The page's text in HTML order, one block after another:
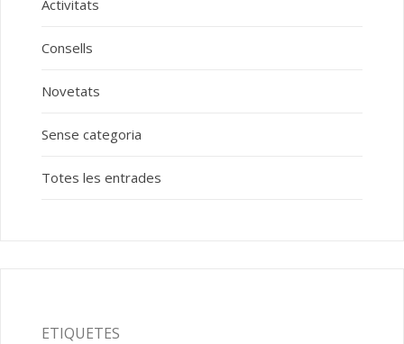
Activitats
Consells
Novetats
Sense categoria
Totes les entrades
ETIQUETES